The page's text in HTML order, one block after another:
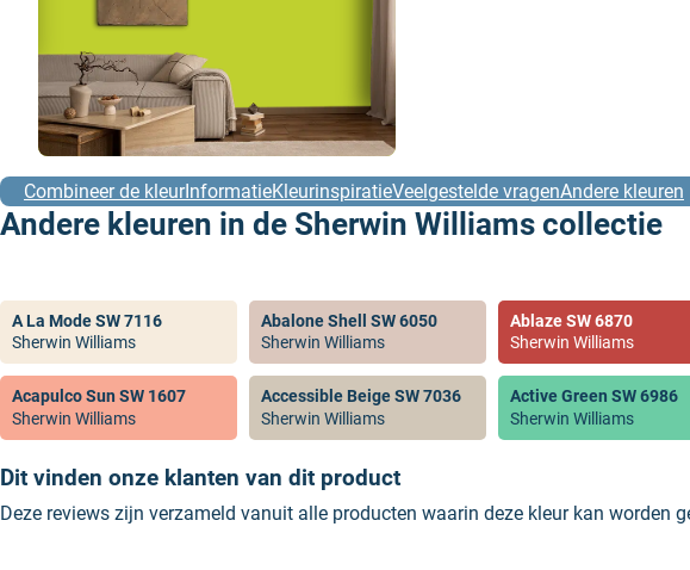
Combineer de kleurInformatieKleurinspiratieVeelgestelde vragenAndere kleuren
Andere kleuren in de Sherwin Williams collectie
A La Mode SW 7116
Sherwin Williams
Abalone Shell SW 6050
Sherwin Williams
Ablaze SW 6870
Sherwin Williams
Acapulco Sun SW 1607
Sherwin Williams
Accessible Beige SW 7036
Sherwin Williams
Active Green SW 6986
Sherwin Williams
Dit vinden onze klanten van dit product
Deze reviews zijn verzameld vanuit alle producten waarin deze kleur kan worden